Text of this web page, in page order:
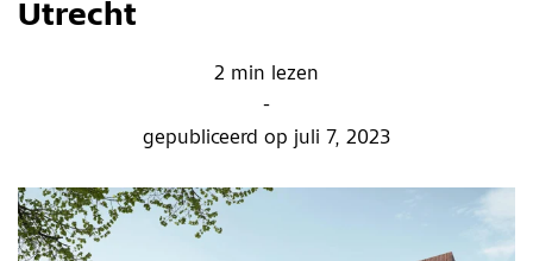
Utrecht
2 min lezen
-
gepubliceerd op juli 7, 2023